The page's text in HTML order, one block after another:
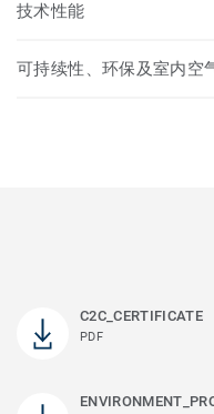
技术性能
可持续性、环保及室内空
C2C_CERTIFICATE
PDF